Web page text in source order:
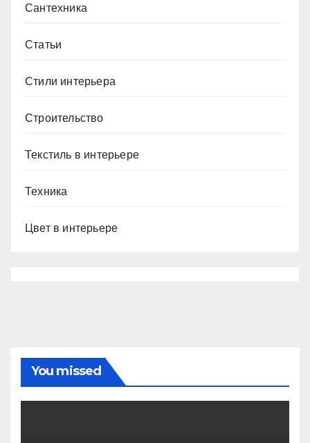
Сантехника
Статьи
Стили интерьера
Строительство
Текстиль в интерьере
Техника
Цвет в интерьере
You missed